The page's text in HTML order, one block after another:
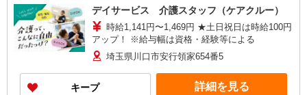
デイサービス 介護スタッフ（ケアクルー）
時給1,141円〜1,469円 ★土日祝日は時給100円
アップ！ ※給与幅は資格・経験等による
埼玉県川口市安行領家654番5
キープ 詳細を見る